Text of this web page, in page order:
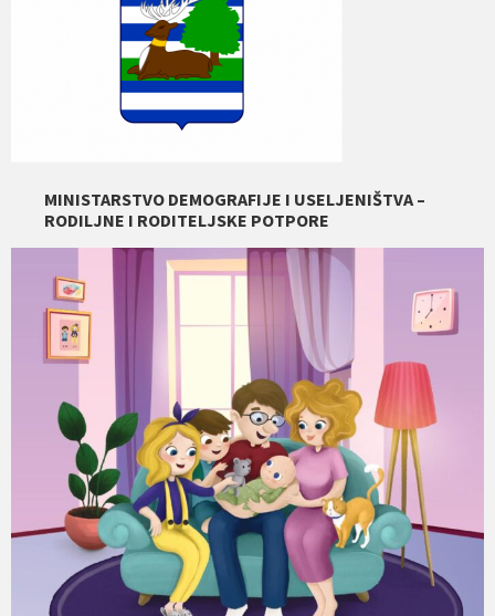
MINISTARSTVO DEMOGRAFIJE I USELJENIŠTVA –
RODILJNE I RODITELJSKE POTPORE